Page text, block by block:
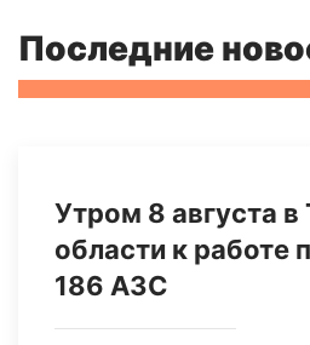
Последние
Утром 8 августа
области к работе
186 АЗС